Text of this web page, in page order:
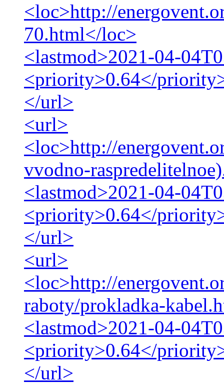
<loc>http://
70.html</loc>
<lastmod>2021-04-
<priority>0.64</
</url>
<url>
<loc>http://
vvodno-
<lastmod>2021-04-
<priority>0.64</
</url>
<url>
<loc>http://
raboty/prokladka-
<lastmod>2021-04-
<priority>0.64</
</url>